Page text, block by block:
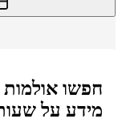
חפשו אולמות
מידע על שעות